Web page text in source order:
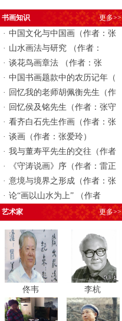
书画知识 更多>>
· 中国文化与中国画（作者：张
· 山水画法与研究 （作者：
· 谈花鸟画章法 （作者：张
· 中国书画题款中的农历记年（
· 回忆我的老师胡佩衡先生（作
· 回忆侯及铭先生（作者：张守
· 看齐白石先生作画（作者：张
· 谈画（作者：张爱玲）
· 我与董寿平先生的交往（作者
·
《守涛说画》序（作者：雷正
· 意境与境界之形成（作者：张
· 论“画以山水为上” （作者
艺术家 更多>>
佟韦 李杭